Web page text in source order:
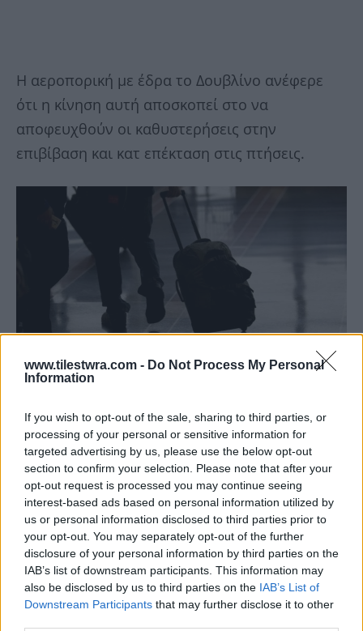
www.tilestwra.com - Do Not Process My Personal
Information
If you wish to opt-out of the sale, sharing to third parties, or
processing of your personal or sensitive information for
targeted advertising by us, please use the below opt-out
section to confirm your selection. Please note that after your
opt-out request is processed you may continue seeing
interest-based ads based on personal information utilized by
us or personal information disclosed to third parties prior to
your opt-out. You may separately opt-out of the further
disclosure of your personal information by third parties on the
IAB’s list of downstream participants. This information may
also be disclosed by us to third parties on the IAB’s List of
Downstream Participants that may further disclose it to other
Η αεροπορική με έδρα το Δουβλίνο ανέφερε
ότι η κίνηση αυτή αποσκοπεί στο να
αποφευχθούν οι καθυστερήσεις στην
επιβίβαση και κατ επέκταση στις πτήσεις.